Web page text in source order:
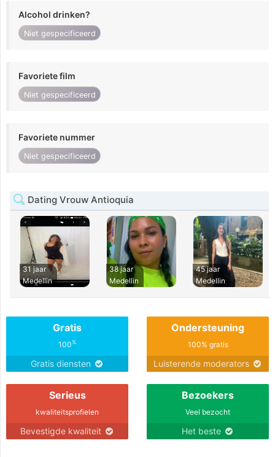
Alcohol drinken?
Niet gespecificeerd
Favoriete film
Niet gespecificeerd
Favoriete nummer
Niet gespecificeerd
Dating Vrouw Antioquia
31 jaar
Medellin
38 jaar
Medellin
45 jaar
Medellin
Gratis
100%
Gratis diensten
Ondersteuning
100% gratis
Luisterende moderators
Serieus
kwaliteitsprofielen
Bevestigde kwaliteit
Bezoekers
Veel bezocht
Het beste